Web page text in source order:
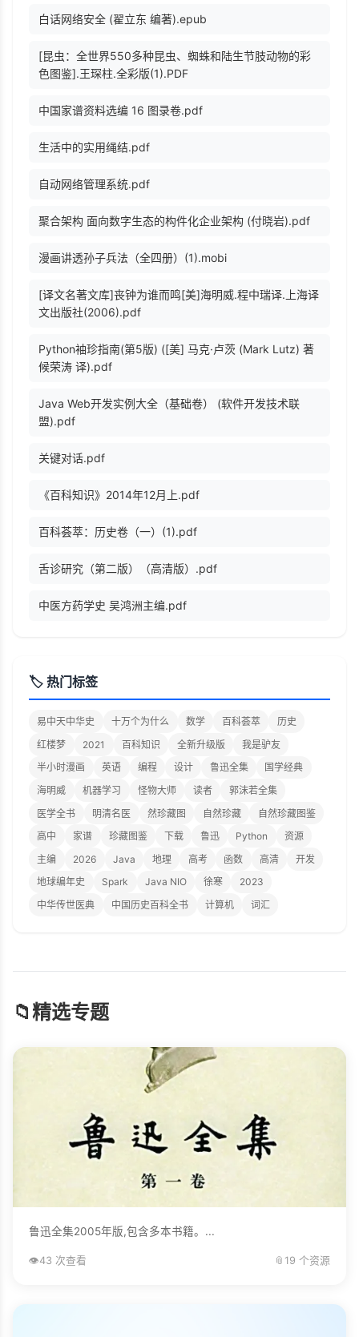
白话网络安全 (翟立东 编著).epub
[昆虫：全世界550多种昆虫、蜘蛛和陆生节肢动物的彩
色图鉴].王琛柱.全彩版(1).PDF
中国家谱资料选编 16 图录卷.pdf
生活中的实用绳结.pdf
自动网络管理系统.pdf
聚合架构 面向数字生态的构件化企业架构 (付晓岩).pdf
漫画讲透孙子兵法（全四册）(1).mobi
[译文名著文库]丧钟为谁而鸣[美]海明威.程中瑞译.上海译
文出版社(2006).pdf
Python袖珍指南(第5版) ([美] 马克·卢茨 (Mark Lutz) 著
候荣涛 译).pdf
Java Web开发实例大全（基础卷） (软件开发技术联
盟).pdf
关键对话.pdf
《百科知识》2014年12月上.pdf
百科荟萃：历史卷（一）(1).pdf
舌诊研究（第二版）（高清版）.pdf
中医方药学史 吴鸿洲主编.pdf
🏷️ 热门标签
易中天中华史 十万个为什么 数学 百科荟萃
历史
红楼梦
2021 百科知识 全新升级版
我是驴友
半小时漫画
英语 编程 设计 鲁迅全集
国学经典
海明威
机器学习 怪物大师 读者
郭沫若全集
医学全书
明清名医 然珍藏图 自然珍藏
自然珍藏图鉴
高中
家谱 珍藏图鉴 下载 鲁迅 Python
资源
主编
2026 Java 地理 高考 函数 高清
开发
地球编年史
Spark Java NIO 徐寒
2023
中华传世医典
中国历史百科全书 计算机 词汇
📁精选专题
鲁迅全集2005年版,包含多本书籍。...
👁️43 次查看 📎 19 个资源